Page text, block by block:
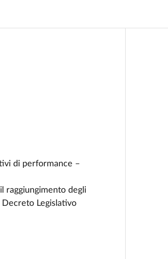
di performance –
raggiungimento degli
Decreto Legislativo